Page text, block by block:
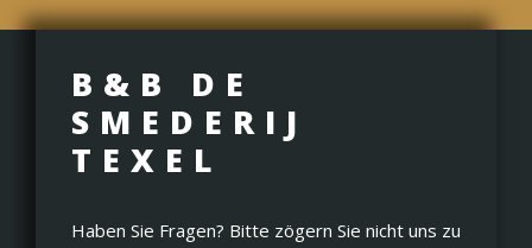
B&B DE
SMEDERIJ
TEXEL
Haben Sie Fragen? Bitte zögern Sie nicht uns zu